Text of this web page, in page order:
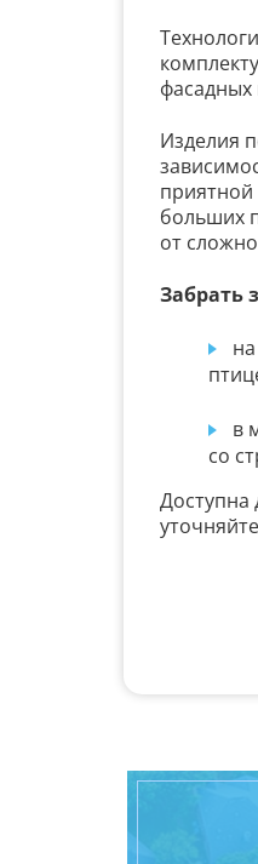
фасадных
Изделия
больших
от
Забрать
в
со
Доступна